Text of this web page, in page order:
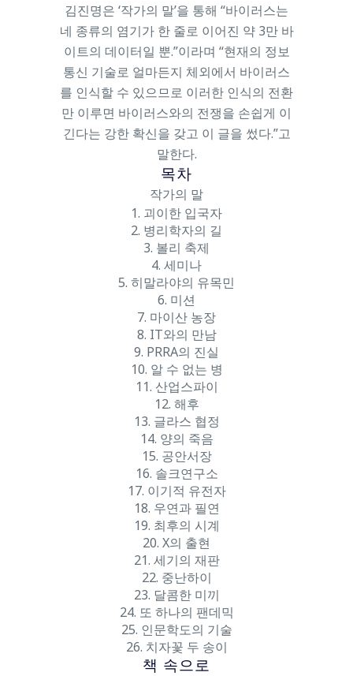
김진명은 ‘작가의 말’을 통해 “바이러스는
네 종류의 염기가 한 줄로 이어진 약 3만 바
이트의 데이터일 뿐.”이라며 “현재의 정보
통신 기술로 얼마든지 체외에서 바이러스
를 인식할 수 있으므로 이러한 인식의 전환
만 이루면 바이러스와의 전쟁을 손쉽게 이
긴다는 강한 확신을 갖고 이 글을 썼다.”고
말한다.
목차
작가의 말
1. 괴이한 입국자
2. 병리학자의 길
3. 볼리 축제
4. 세미나
5. 히말라야의 유목민
6. 미션
7. 마이산 농장
8. IT와의 만남
9. PRRA의 진실
10. 알 수 없는 병
11. 산업스파이
12. 해후
13. 글라스 협정
14. 양의 죽음
15. 공안서장
16. 솔크연구소
17. 이기적 유전자
18. 우연과 필연
19. 최후의 시계
20. X의 출현
21. 세기의 재판
22. 중난하이
23. 달콤한 미끼
24. 또 하나의 팬데믹
25. 인문학도의 기술
26. 치자꽃 두 송이
책 속으로